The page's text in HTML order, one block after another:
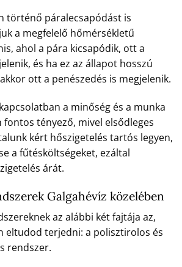
történő páralecsapódást is
a megfelelő hőmérsékletű
ahol a pára kicsapódik, ott a
és ha ez az állapot hosszú
ott a penészedés is megjelenik.
a minőség és a munka
fontos tényező, mivel elsődleges
kért hőszigetelés tartós legyen,
a fűtésköltségeket, ezáltal
árát.
Galgahévíz közelében
az alábbi két fajtája az,
eltudod terjedni: a polisztirolos és
rendszer.